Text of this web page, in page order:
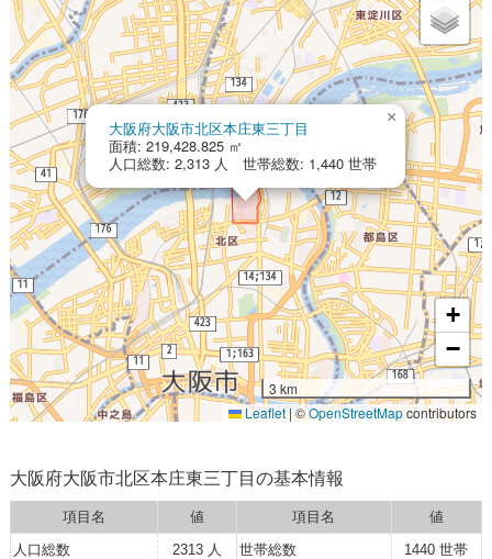
大阪府大阪市北区本庄東三丁目
面積: 219,428.825 ㎡
人口総数: 2,313 人 世帯総数: 1,440 世帯
×
+
−
3 km
Leaflet | ©OpenStreetMapcontributors
大阪府大阪市北区本庄東三丁目の基本情報
項目名 値 項目名
値
人口総数
2313 人 世帯総数
1440 世帯